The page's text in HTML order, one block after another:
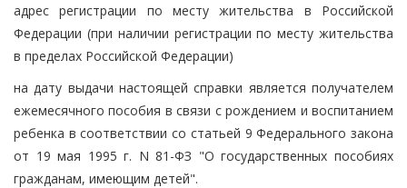
адрес регистрации по месту жительства в Российской
Федерации (при наличии регистрации по месту жительства
в пределах Российской Федерации)
на дату выдачи настоящей справки является получателем
ежемесячного пособия в связи с рождением и воспитанием
ребенка в соответствии со статьей 9 Федерального закона
от 19 мая 1995 г. N 81-ФЗ "О государственных пособиях
гражданам, имеющим детей".